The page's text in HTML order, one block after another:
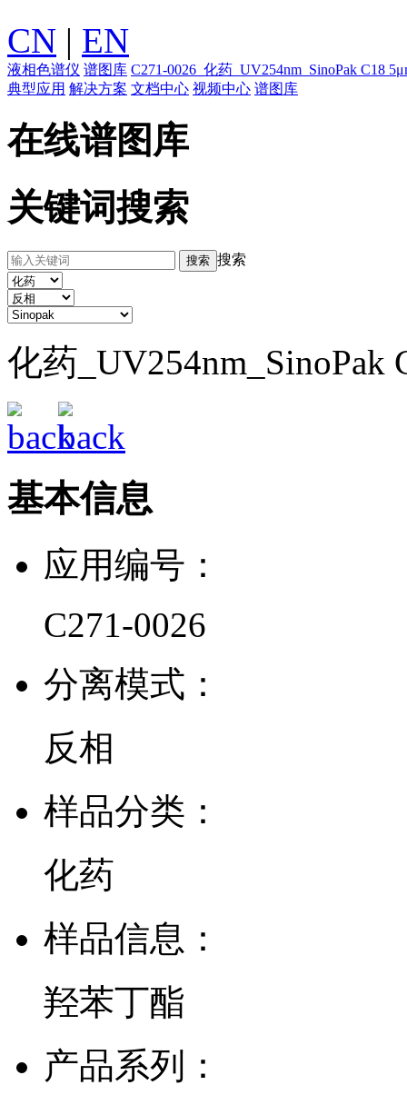
CN | EN
液相色谱仪 谱图库 C271-0026_化药_UV254nm_SinoPak C18
典型应用 解决方案 文档中心 视频中心 谱图库
在线谱图库
关键词搜索
搜索
化药_UV254nm_SinoPak
基本信息
应用编号：
C271-0026
分离模式：
反相
样品分类：
化药
样品信息：
羟苯丁酯
产品系列：